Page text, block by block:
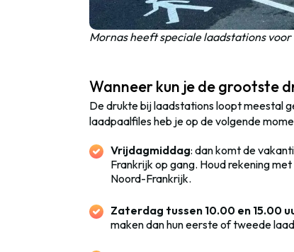
Mornas heeft speciale laadstations voor
Wanneer kun je de grootste
De drukte bij laadstations loopt meestal
laadpaalfiles heb je op de volgende
Vrijdagmiddag: dan komt de
Frankrijk op gang. Houd rekening
Noord-Frankrijk.
Zaterdag tussen 10.00 en 15.00
maken dan hun eerste of tweede